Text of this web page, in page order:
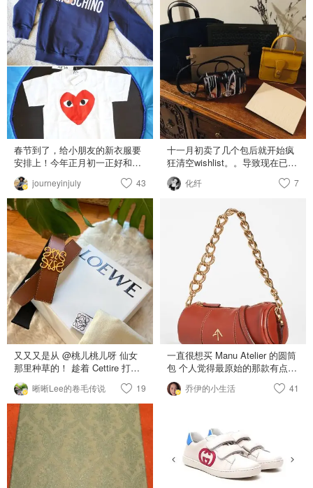
羽绒服 Canada Goose Junction
Cropped Jacket – Cettire 💰特价
$837.08 在原价 $1194.47 基础上
30%off ，这个折扣明显大些。 ✅
颜色 粉柠色，这种粉色，是很鲜
嫩的粉。自然又自清新的粉色，
好看啊~ 👉网上报得资料材质是
100%尼龙，没说其他的，我只能
脑补 😭一看也只有L 码，什么都
不给我留，害我白高兴一场。 😭
😭😭终于等到加鹅降价，可是没
码了，心塞到不行。 简单了解一
下，为什么加拿大鹅这么受欢
迎？ 还是要从制作原料来说起
因为用了高性能面料， 而面料的
原材料来自自然界的鹅类,这是一
蓬松度较高的鹅绒作为填充物
作成了抗水，耐久，保暖，抗风
功能的羽绒服。 顶好的材质 + 顶
好的技术 = 最温暖的羽绒服 说再
多，还是伤心，没有码了，我去
墙角哭。 求Dealmoonn 多推送
折扣大，降价给力的加鹅售价。
真是看了寂寞~超级好看的冰
蓝，粉柠，本年度最佳颜色。
Cettire 有卖，折扣后只要$39，
size S主要是为了搭配我的狗狗
卫衣。实物很精致，超爱！ 衬衫
是 Vince 的，立领设计有点土，
我把它当翻领穿，配一条贵气的
项链 效果立显。 top Vince
Leggings Max Mara 麦丝玛拉 鞋
Prada 普拉达
好，视频里模特一转圈裙子薄的
飘起来😑很感激这些带视频的商
有点长，基本上到我脚踝。版型
是A字型，面料不软，裙子的“A”
能保持住。尺码方面我觉得码
正，就选的平时size 和小朋友的
衣服一起在 Cettire 买的，主要是
我自己要买裙子，拿他衣服凑单
来着 🖤 卫衣 Maison Kitsune 半
裙 Diesel 迪赛 鞋 Comme des
Garcons Play 帽 Acne Studios
包 Chanel 香奈儿
春节到了，给小朋友的新衣服要
安排上！今年正月初一正好和小
朋友生日同一天，可以省一套衣
服😎 两件都是在 Cettire 买的。
这是我第二次在CETTIRE下单，
两次购物体验都挺好 之前在网上
做了点功课，看到说，只要不退
货在CETTIRE买东西还是不错
的，这不是正好适合我嘛！一般
没有极端情况我都懒得退，麻烦
🖤 Moschino 莫斯奇诺 卫衣 我觉
得尺码偏小，买的是6Y 之前那单
也给小朋友买了一件他家卫衣，
以为6Y会有点大，实际穿上觉得
大小差不多（图3⃣️。图3⃣️小朋友
是3岁10个月，最近又长大一点
白色长袖只能在我眼皮底下穿，
深蓝色就省心很多！ 🖤 Comme
des Garcons Play Tee 这件也是
6Y，平铺感觉和卫衣大小一样 白
色短袖不一定要我盯着了，预计
我们这里三四月份可以穿上
journeyinjuly 43
十一月初卖了几个包后就开始疯
狂清空wishlist。。导致现在已经
买了七个包 还不包括几十来块的
小包。。还有三个想买。。 之前
二是在美国二手网The Real Real
买的Mark Cross手包。包包两侧
自己去打个孔当斜挎包完全没问
题！到手的时候还交了二十多的
税，算下来160加币的样子。这
个包包几乎全新，是Mark Cross
最近出的老花款式，正价
1000+美金。1/10价格买下😂 图
三和图四是黑五在Outnet上买
的。Kenzo这款深蓝色帆布小托
特是两年前的款式，类似的设计
在influenceu上也有看到，不过是
大号肩背款（influenceu大号只要
190，本来准备有额外折扣就下
手，谁想到黑五要到了这网站居
带可以背。而且容量也很大！上
面的老虎涂鸦艺术感浓重，logo
也不明显，是kenzo难得的好款
式 Love Moschino是我没想到会
买的包😂说实话这牌子我从来没
化纤 7
又又又是从 @桃儿桃儿呀 仙女
那里种草的！ 趁着 Cettire 打折
收了。 从来没买过奢侈品腰带，
买之前觉得性价比低、没那么划
算。买到手觉得好香！ 质感也太
好了，通勤也不能穿什么花里胡
哨的衣服，这一条腰带足够点亮
一整身了！太值了。
晰晰Lee的卷毛传说 19
一直很想买 Manu Atelier 的圆筒
包 个人觉得最原始的那款有点
长，所以一直没下手 直到他们出
了XX Mini的款才更加心动 非常
卸 颜色我的话，这个砖红色🧱非
常经典也很百搭 其他的好几个颜
色也不错，比如小鸡黄和白雪公
下手了！ 🧱24S - 折后297，满
乔伊的小生活 41